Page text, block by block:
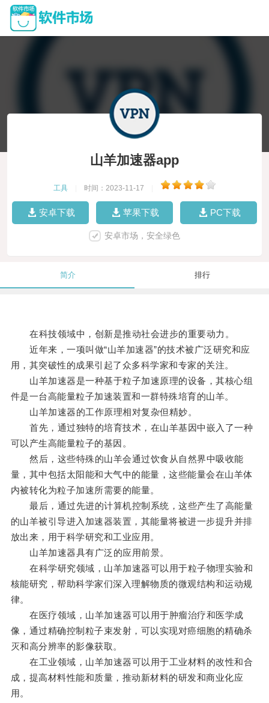
山羊加速器app
工具 时间：2023-11-17
安卓下载 苹果下载 PC下载
安卓市场，安全绿色
简介 排行
在科技领域中，创新是推动社会进步的重要动力。
近年来，一项叫做“山羊加速器”的技术被广泛研究和应
用，其突破性的成果引起了众多科学家和专家的关注。
山羊加速器是一种基于粒子加速原理的设备，其核心组
件是一台高能量粒子加速装置和一群特殊培育的山羊。
山羊加速器的工作原理相对复杂但精妙。
首先，通过独特的培育技术，在山羊基因中嵌入了一种
可以产生高能量粒子的基因。
然后，这些特殊的山羊会通过饮食从自然界中吸收能
量，其中包括太阳能和大气中的能量，这些能量会在山羊体
内被转化为粒子加速所需要的能量。
最后，通过先进的计算机控制系统，这些产生了高能量
的山羊被引导进入加速器装置，其能量将被进一步提升并排
放出来，用于科学研究和工业应用。
山羊加速器具有广泛的应用前景。
在科学研究领域，山羊加速器可以用于粒子物理实验和
核能研究，帮助科学家们深入理解物质的微观结构和运动规
律。
在医疗领域，山羊加速器可以用于肿瘤治疗和医学成
像，通过精确控制粒子束发射，可以实现对癌细胞的精确杀
灭和高分辨率的影像获取。
在工业领域，山羊加速器可以用于工业材料的改性和合
成，提高材料性能和质量，推动新材料的研发和商业化应
用。